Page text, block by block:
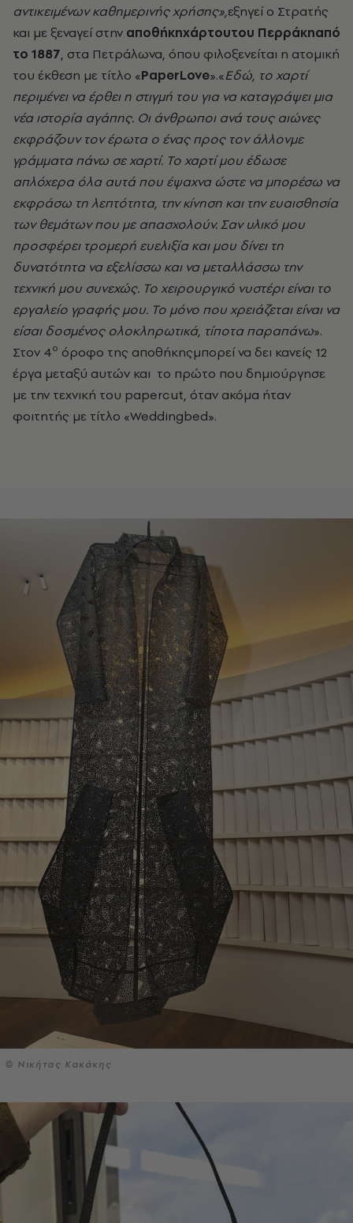
αντικειμένων καθημερινής χρήσης»,εξηγεί ο Στρατής
και με ξεναγεί στην αποθήκηχάρτουτου Περράκηαπό
το 1887, στα Πετράλωνα, όπου φιλοξενείται η ατομική
του έκθεση με τίτλο «PaperLove».«Εδώ, το χαρτί
περιμένει να έρθει η στιγμή του για να καταγράψει μια
νέα ιστορία αγάπης. Οι άνθρωποι ανά τους αιώνες
εκφράζουν τον έρωτα ο ένας προς τον άλλονμε
γράμματα πάνω σε χαρτί. Το χαρτί μου έδωσε
απλόχερα όλα αυτά που έψαχνα ώστε να μπορέσω να
εκφράσω τη λεπτότητα, την κίνηση και την ευαισθησία
των θεμάτων που με απασχολούν. Σαν υλικό μου
προσφέρει τρομερή ευελιξία και μου δίνει τη
δυνατότητα να εξελίσσω και να μεταλλάσσω την
τεχνική μου συνεχώς. Το χειρουργικό νυστέρι είναι το
εργαλείο γραφής μου. Το μόνο που χρειάζεται είναι να
είσαι δοσμένος ολοκληρωτικά, τίποτα παραπάνω».
Στον 4ο όροφο της αποθήκηςμπορεί να δει κανείς 12
έργα μεταξύ αυτών και το πρώτο που δημιούργησε
με την τεχνική του papercut, όταν ακόμα ήταν
φοιτητής με τίτλο «Weddingbed».
© Νικήτας Κακάκης